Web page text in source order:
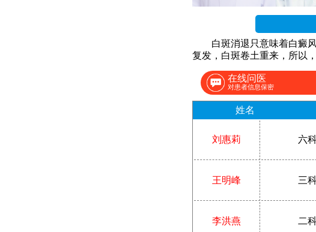
白斑消退只意味着白癜
复发，白斑卷土重来，所以
在线问医
对患者信息保密
姓名
刘惠莉 六
王明峰 三
李洪燕 二